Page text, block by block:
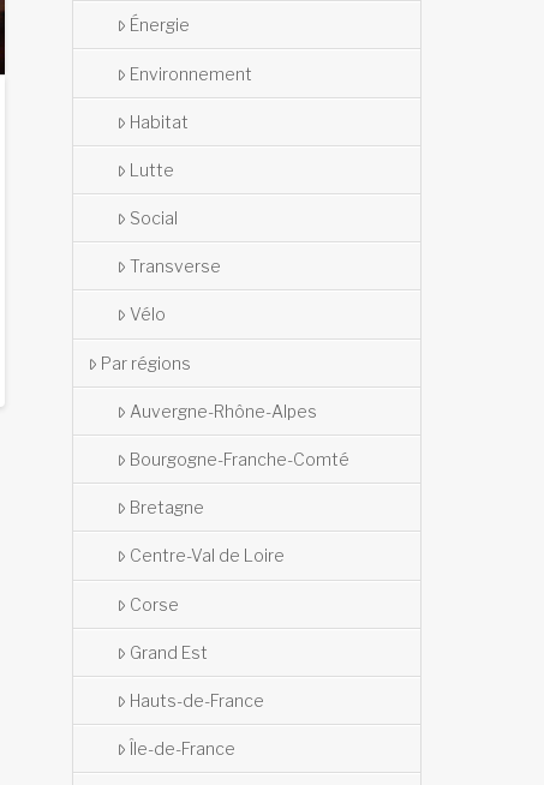
Énergie
Environnement
Habitat
Lutte
Social
Transverse
Vélo
Par régions
Auvergne-Rhône-Alpes
Bourgogne-Franche-Comté
Bretagne
Centre-Val de Loire
Corse
Grand Est
Hauts-de-France
Île-de-France